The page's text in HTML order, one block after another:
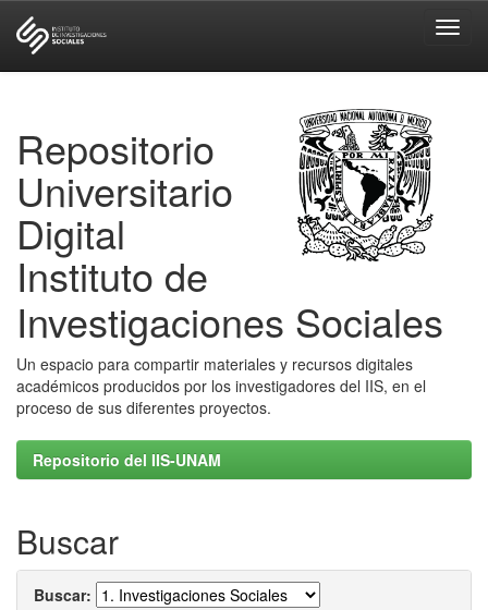
Repositorio
Universitario
Digital
Instituto de
Investigaciones Sociales
Un espacio para compartir materiales y recursos digitales
académicos producidos por los investigadores del IIS, en el
proceso de sus diferentes proyectos.
Repositorio del IIS-UNAM
Buscar
Buscar: